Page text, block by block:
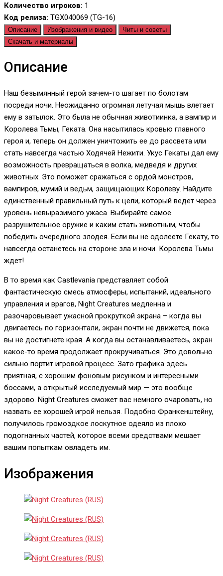
Количество игроков: 1
Код релиза: TGX040069 (TG-16)
Описание Изображения и видео
Читы и советы
Скачать и материалы
Описание
Наш безымянный герой зачем-то шагает по болотам
посреди ночи. Неожиданно огромная летучая мышь влетает
ему в затылок. Это была не обычная животиинка, а вампир и
Королева Тьмы, Геката. Она насытилась кровью главного
героя и, теперь он должен уничтожить ее до рассвета или
стать навсегда частью Ходячей Нежити. Укус Гекаты дал ему
возможность превращаться в волка, медведя и других
животных. Это поможет сражаться с ордой монстров,
вампиров, мумий и ведьм, защищающих Королеву. Найдите
единственный правильный путь к цели, который ведет через
уровень невыразимого ужаса. Выбирайте самое
разрушительное оружие и каким стать животным, чтобы
победить очередного злодея. Если вы не одолеете Гекату, то
навсегда останетесь на стороне зла и ночи. Королева Тьмы
ждет!
В то время как Castlevania представляет собой
фантастическую смесь атмосферы, испытаний, идеального
управления и врагов, Night Creatures медленна и
разочаровывает ужасной прокруткой экрана – когда вы
двигаетесь по горизонтали, экран почти не движется, пока
вы не достигнете края. А когда вы останавливаетесь, экран
какое-то время продолжает прокручиваться. Это довольно
сильно портит игровой процесс. Зато графика здесь
приятная, с хорошим фоновым рисунком и интересными
боссами, а открытый исследуемый мир — это вообще
здорово. Night Creatures сможет вас немного очаровать, но
назвать ее хорошей игрой нельзя. Подобно Франкенштейну,
получилось громоздкое лоскутное одеяло из плохо
подогнанных частей, которое всеми средствами мешает
вашим попыткам овладеть им.
Изображения